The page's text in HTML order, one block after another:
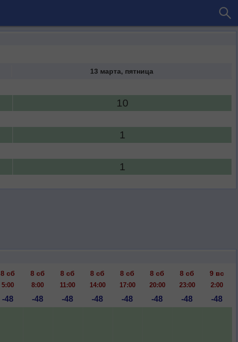
13 марта, пятница
10
1
1
8 сб 8 сб 8 сб 8 сб 8 сб 8 сб 8 сб 9 вс
5:00 8:00 11:00 14:00 17:00 20:00 23:00 2:00
-48 -48 -48 -48 -48 -48 -48 -48